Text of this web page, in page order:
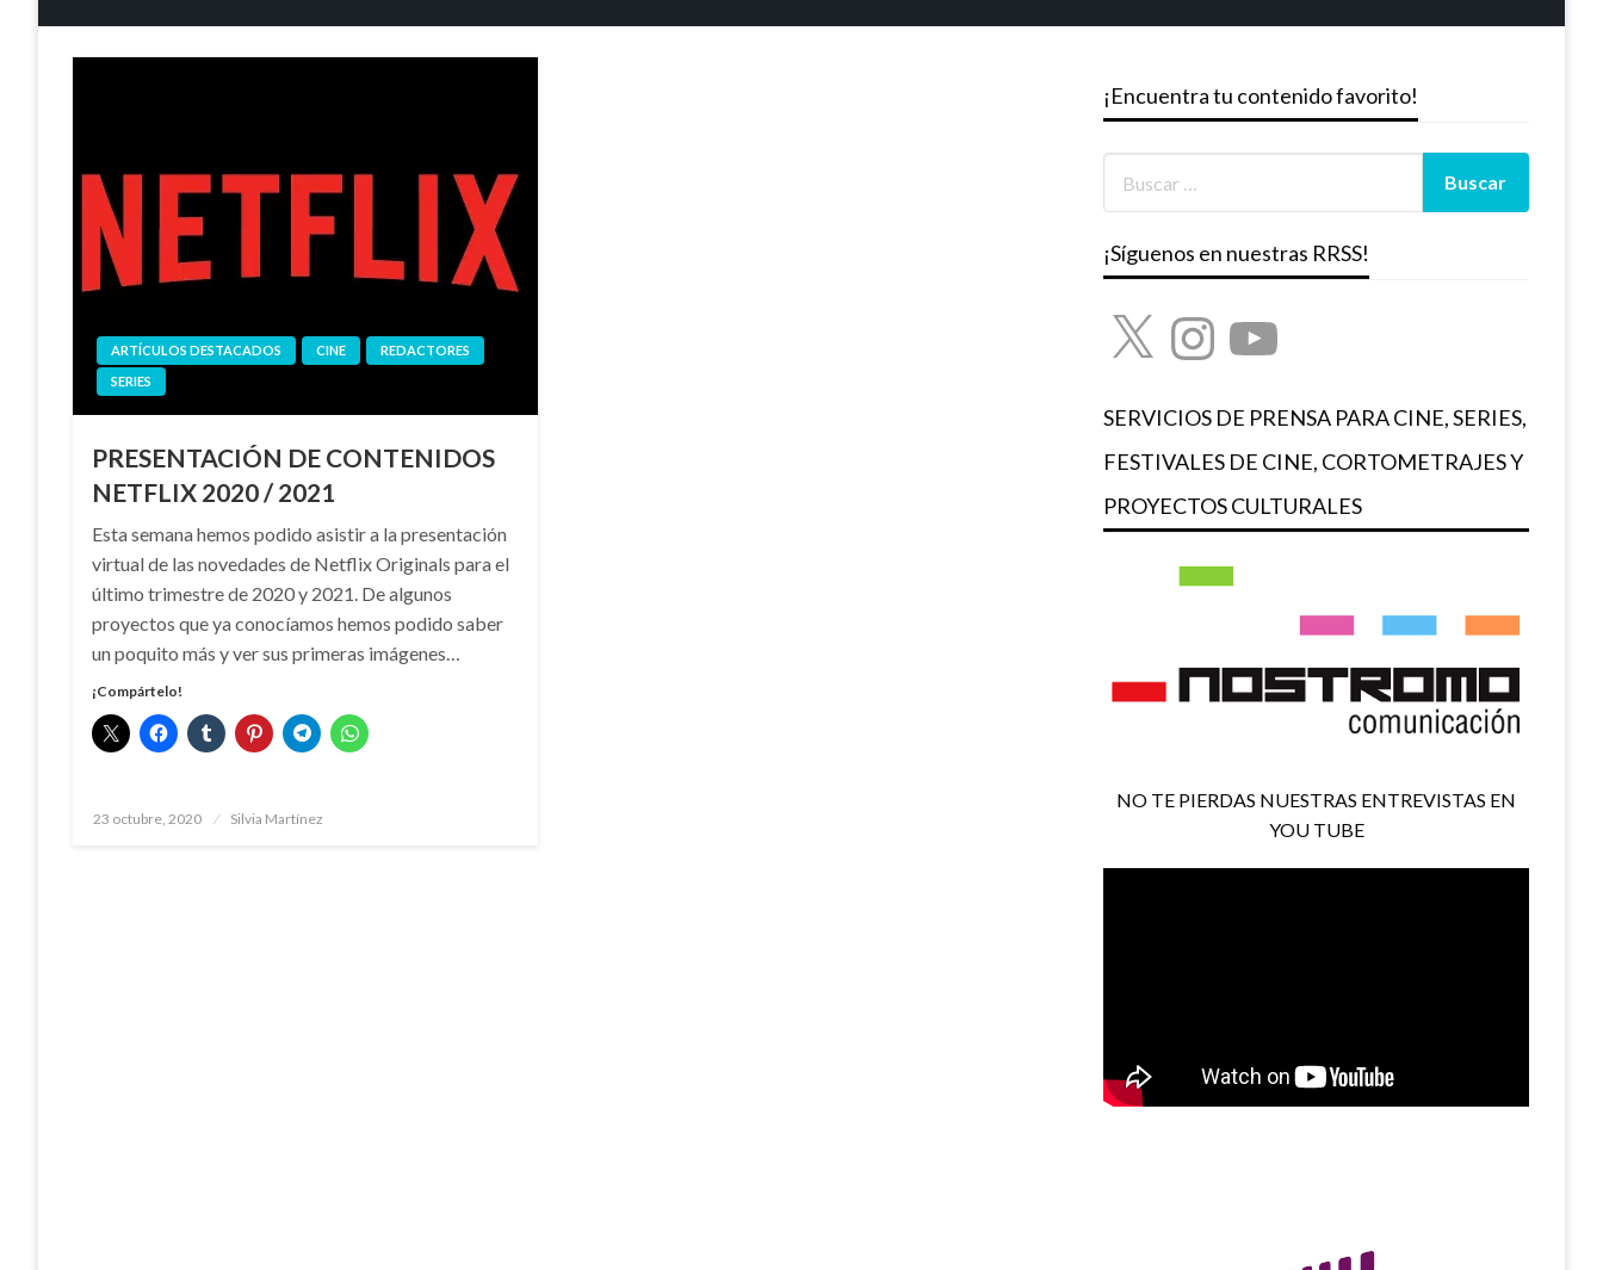
ARTÍCULOS DESTACADOS CINE
REDACTORES
SERIES
PRESENTACIÓN DE CONTENIDOS
NETFLIX 2020 / 2021
Esta semana hemos podido asistir a la presentación
virtual de las novedades de Netflix Originals para el
último trimestre de 2020 y 2021. De algunos
proyectos que ya conocíamos hemos podido saber
un poquito más y ver sus primeras imágenes…
¡Compártelo!
Publicado
23 octubre, 2020 Silvia Martínez
¡Encuentra tu contenido favorito!
¡Síguenos en nuestras RRSS!
X InstagramYouTube
SERVICIOS DE PRENSA PARA CINE, SERIES,
FESTIVALES DE CINE, CORTOMETRAJES Y
PROYECTOS CULTURALES
NO TE PIERDAS NUESTRAS ENTREVISTAS EN
YOU TUBE